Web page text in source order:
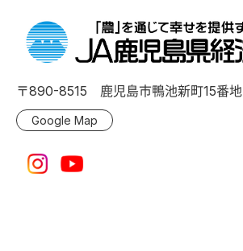
〒890-8515 鹿児島市鴨池新町15番地
Google Map